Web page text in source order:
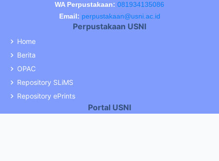
WA Perpustakaan: 081934135086
Email: perpustakaan@usni.ac.id
Perpustakaan USNI
Home
Berita
OPAC
Repository SLiMS
Repository ePrints
Portal USNI